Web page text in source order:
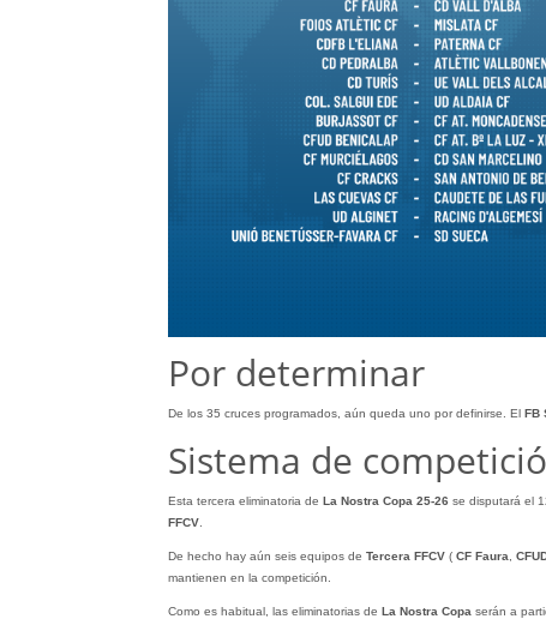
Por determinar
De los 35 cruces programados, aún queda uno por definirse. El FB
Sistema de
Esta tercera eliminatoria de La Nostra Copa 25-26 se disputará el
FFCV.
De hecho hay aún seis equipos de Tercera FFCV( CF Faura
mantienen en la competición.
Como es habitual, las eliminatorias de La Nostra Copa serán a